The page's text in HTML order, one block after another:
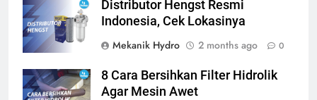
Distributor Hengst Resmi
Indonesia, Cek Lokasinya
Mekanik Hydro
2 months ago 0
8 Cara Bersihkan Filter Hidrolik
Agar Mesin Awet